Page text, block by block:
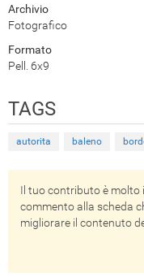
Archivio
Fotografico
Formato
Pell. 6x9
TAGS
autorita baleno
Il tuo contributo è molto
commento alla scheda
migliorare il contenuto